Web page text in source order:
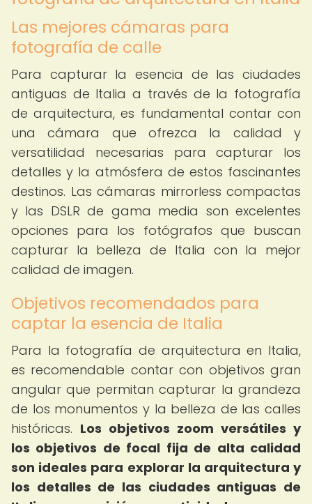
Las mejores cámaras para
fotografía de calle
Para capturar la esencia de las ciudades
antiguas de Italia a través de la fotografía
de arquitectura, es fundamental contar con
una cámara que ofrezca la calidad y
versatilidad necesarias para capturar los
detalles y la atmósfera de estos fascinantes
destinos. Las cámaras mirrorless compactas
y las DSLR de gama media son excelentes
opciones para los fotógrafos que buscan
capturar la belleza de Italia con la mejor
calidad de imagen.
Objetivos recomendados para
captar la esencia de Italia
Para la fotografía de arquitectura en Italia,
es recomendable contar con objetivos gran
angular que permitan capturar la grandeza
de los monumentos y la belleza de las calles
históricas. Los objetivos zoom versátiles y
los objetivos de focal fija de alta calidad
son ideales para explorar la arquitectura y
los detalles de las ciudades antiguas de